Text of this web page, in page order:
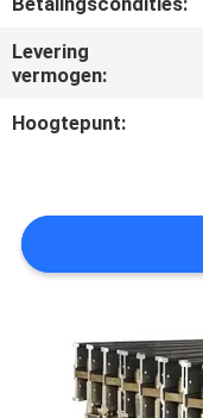
GEVALLEN
SITEMAP
PRIVACY
POLICY
Levering
vermogen:
Hoogtepunt: